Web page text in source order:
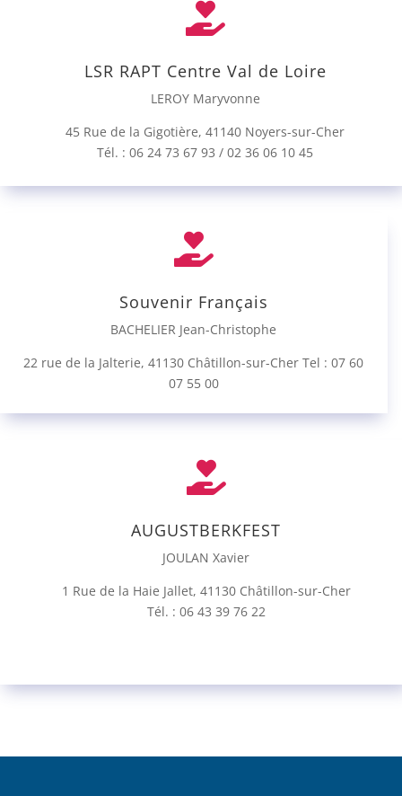

LSR RAPT Centre Val de Loire
LEROY Maryvonne
45 Rue de la Gigotière, 41140 Noyers-sur-Cher
Tél. : 06 24 73 67 93 / 02 36 06 10 45

Souvenir Français
BACHELIER Jean-Christophe
22 rue de la Jalterie, 41130 Châtillon-sur-Cher Tel : 07 60
07 55 00

AUGUSTBERKFEST
JOULAN Xavier
1 Rue de la Haie Jallet, 41130 Châtillon-sur-Cher
Tél. : 06 43 39 76 22